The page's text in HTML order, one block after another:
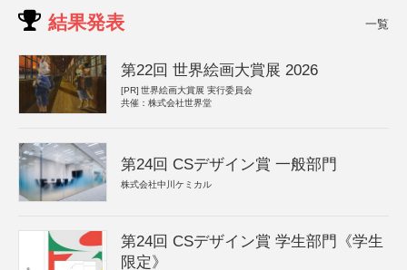
結果発表 一覧
第22回 世界絵画大賞展 2026
[PR] 世界絵画大賞展 実行委員会
共催：株式会社世界堂
第24回 CSデザイン賞 一般部門
株式会社中川ケミカル
第24回 CSデザイン賞 学生部門《学生
限定》